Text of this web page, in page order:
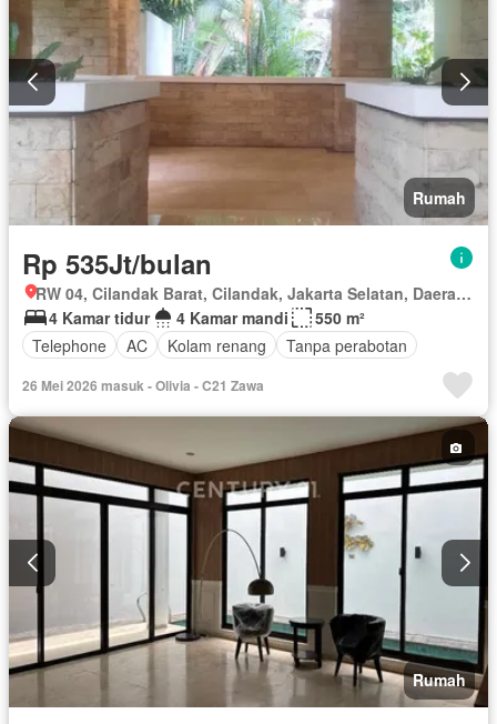
Rumah
Rp 535Jt/bulan
RW 04, Cilandak Barat, Cilandak, Jakarta Selatan, Daerah Khusus Ibukota Jakarta
4 Kamar tidur
4 Kamar mandi
550 m²
Telephone
AC Kolam renang Tanpa perabotan
26 Mei 2026 masuk - Olivia - C21 Zawa
Rumah